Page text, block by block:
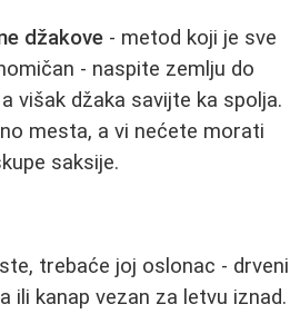
džakove - metod koji je sve
- naspite zemlju do
višak džaka savijte ka spolja.
mesta, a vi nećete morati
saksije.
trebaće joj oslonac - drveni
ili kanap vezan za letvu iznad.